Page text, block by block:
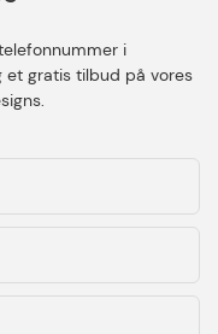
i
et gratis tilbud på vores